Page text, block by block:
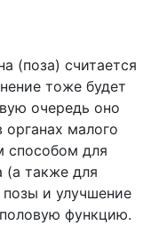
(поза) считается
тоже будет
очередь оно
малого
способом для
(а также для
и улучшение
функцию.